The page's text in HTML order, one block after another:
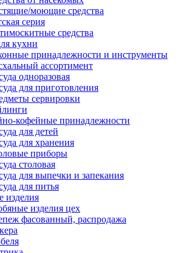
моющие средства
серия
средства
кухни
принадлежности и инструменты
ассортимент
одноразовая
для приготовления
сервировки
кофейные принадлежности
для детей
для хранения
приборы
столовая
для выпечки и запекания
для питья
изделия
изделия цех
фасованный, распродажа